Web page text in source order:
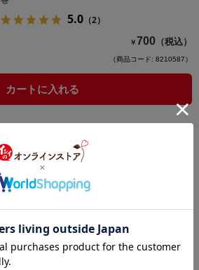
5.0 （2）
￥700 （税込）
（商品コード: 8210587）
カートに入れる
【12月23日からお届け】丹波篠山市産黒豆
煮70g（冷蔵品）｜お歳暮・おせち料理に
＿*
お正月にプラス一品。素材そのまま、ふっくら美
味しい黒豆煮
5.0（1）